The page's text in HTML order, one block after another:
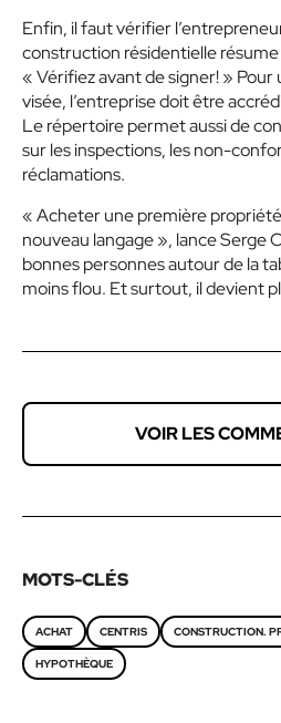
Enfin, il faut vérifier
construction résidentielle résume
« Vérifiez avant de signer! »
visée, l’entreprise doit être
Le répertoire permet aussi de
sur les inspections, les non-
réclamations.
« Acheter une première
nouveau langage », lance Serge
bonnes personnes autour de la
moins flou. Et surtout, il devient
VOIR LES
MOTS-CLÉS
ACHAT CENTRIS CONSTRUCTION.
HYPOTHÈQUE